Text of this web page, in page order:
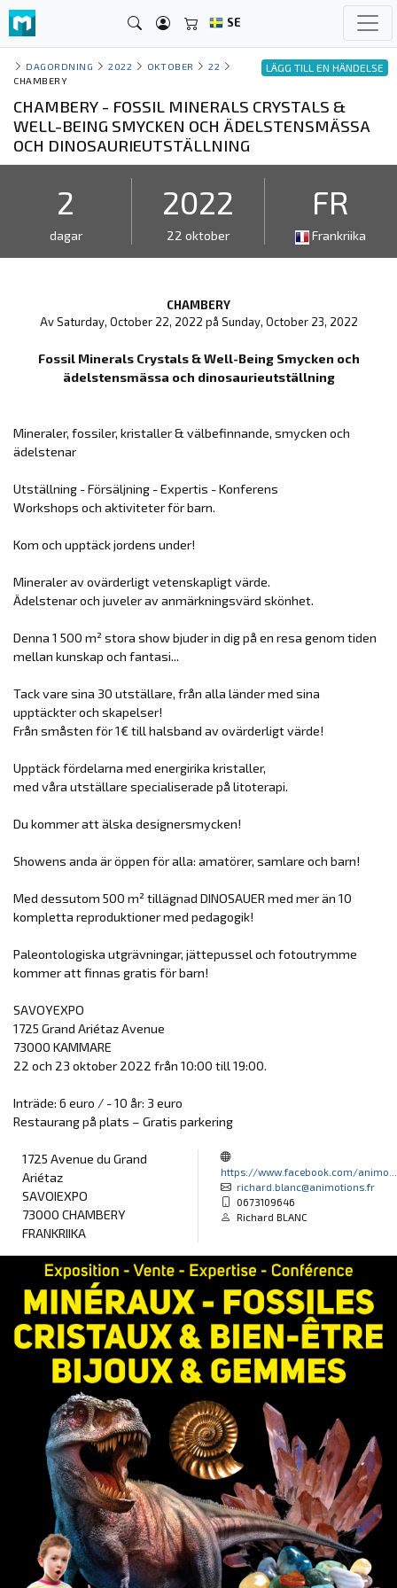
SE
LÄGG TILL EN HÄNDELSE
DAGORDNING 2022 OKTOBER
22
CHAMBERY
CHAMBERY - FOSSIL MINERALS CRYSTALS &
WELL-BEING SMYCKEN OCH ÄDELSTENSMÄSSA
OCH DINOSAURIEUTSTÄLLNING
2
dagar
2022
22 oktober
FR
Frankriika
CHAMBERY
Av Saturday, October 22, 2022 på Sunday, October 23, 2022
Fossil Minerals Crystals & Well-Being Smycken och
ädelstensmässa och dinosaurieutställning
Mineraler, fossiler, kristaller & välbefinnande, smycken och
ädelstenar
Utställning - Försäljning - Expertis - Konferens
Workshops och aktiviteter för barn.
Kom och upptäck jordens under!
Mineraler av ovärderligt vetenskapligt värde.
Ädelstenar och juveler av anmärkningsvärd skönhet.
Denna 1 500 m² stora show bjuder in dig på en resa genom tiden
mellan kunskap och fantasi...
Tack vare sina 30 utställare, från alla länder med sina
upptäckter och skapelser!
Från småsten för 1€ till halsband av ovärderligt värde!
Upptäck fördelarna med energirika kristaller,
med våra utställare specialiserade på litoterapi.
Du kommer att älska designersmycken!
Showens anda är öppen för alla: amatörer, samlare och barn!
Med dessutom 500 m² tillägnad DINOSAUER med mer än 10
kompletta reproduktioner med pedagogik!
Paleontologiska utgrävningar, jättepussel och fotoutrymme
kommer att finnas gratis för barn!
SAVOYEXPO
1725 Grand Ariétaz Avenue
73000 KAMMARE
22 och 23 oktober 2022 från 10:00 till 19:00.
Inträde: 6 euro / - 10 år: 3 euro
Restaurang på plats – Gratis parkering
1725 Avenue du Grand
Ariétaz
SAVOIEXPO
73000 CHAMBERY
FRANKRIIKA
https://www.facebook.com/animo...
richard.blanc@animotions.fr
0673109646
Richard BLANC